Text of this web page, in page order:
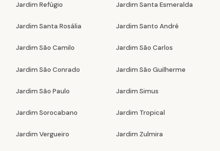
Jardim Refúgio Jardim Santa Esmeralda
Jardim Santa Rosália Jardim Santo André
Jardim São Camilo Jardim São Carlos
Jardim São Conrado Jardim São Guilherme
Jardim São Paulo Jardim Simus
Jardim Sorocabano Jardim Tropical
Jardim Vergueiro Jardim Zulmira